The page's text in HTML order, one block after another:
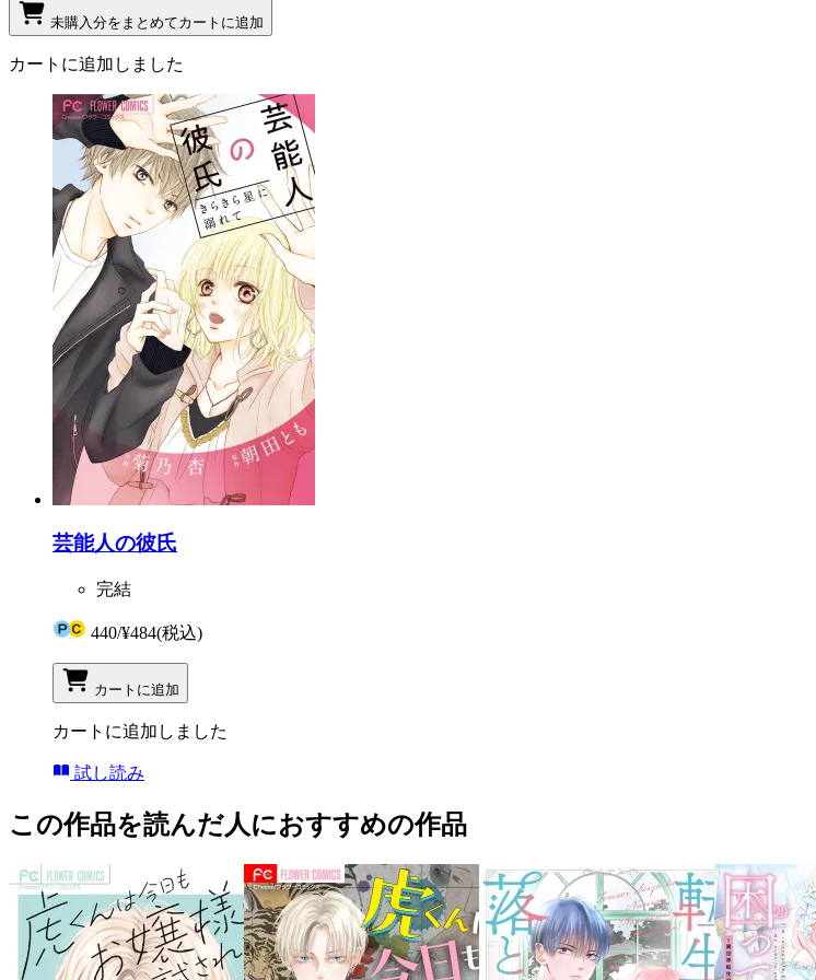
未購入分をまとめてカートに追加
カートに追加しました
芸能人の彼氏
完結
440/¥484(税込)
カートに追加
カートに追加しました
試し読み
この作品を読んだ人におすすめの作品